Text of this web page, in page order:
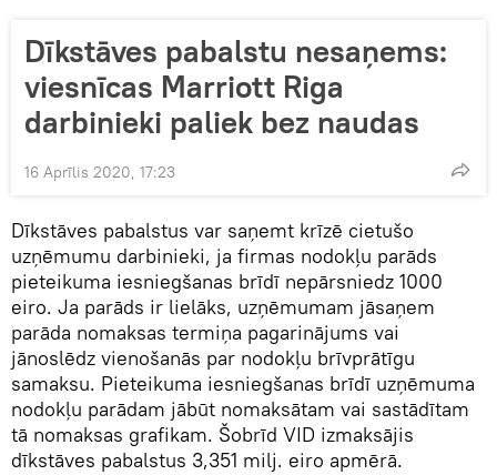
Dīkstāves pabalstu nesaņems:
viesnīcas Marriott Riga
darbinieki paliek bez naudas
16 Aprīlis 2020, 17:23
Dīkstāves pabalstus var saņemt krīzē cietušo
uzņēmumu darbinieki, ja firmas nodokļu parāds
pieteikuma iesniegšanas brīdī nepārsniedz 1000
eiro. Ja parāds ir lielāks, uzņēmumam jāsaņem
parāda nomaksas termiņa pagarinājums vai
jānoslēdz vienošanās par nodokļu brīvprātīgu
samaksu. Pieteikuma iesniegšanas brīdī uzņēmuma
nodokļu parādam jābūt nomaksātam vai sastādītam
tā nomaksas grafikam. Šobrīd VID izmaksājis
dīkstāves pabalstus 3,351 milj. eiro apmērā.